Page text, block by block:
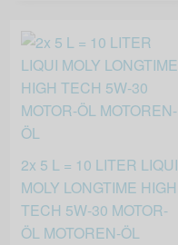
2x 5 L = 10 LITER LIQUI
MOLY LONGTIME HIGH
TECH 5W-30 MOTOR-
ÖL MOTOREN-ÖL